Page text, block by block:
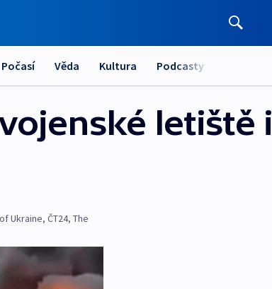
Počasí Věda Kultura Podcasty
letiště i
Ukraine, ČT24, The